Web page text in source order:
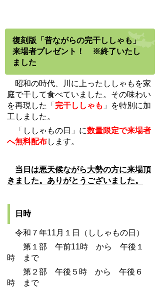
復刻版「昔ながらの完干ししゃも」
来場者プレゼント！ ※終了いたし
ました
昭和の時代、川に上ったししゃもを家
庭で干して食べていました。その味わい
を再現した「 完干ししゃも 」を特別に加
工しました。
「ししゃもの日」に数量限定で来場者
へ無料配布します。
当日は悪天候ながら大勢の方に来場頂
きました。ありがとうございました。
日時
令和７年11月１日（ししゃもの日）
第１部 午前11時 から 午後１
時 まで
第２部 午後５時 から 午後６
時 まで